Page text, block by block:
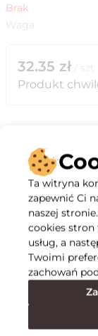
Brak
Waga
32.35 zł
Produkt
Opis
Specyfikacja
Polecane
Ta witryna
zapewnić Ci
naszej
cookies stron
usług, a
Twoimi
zachowań